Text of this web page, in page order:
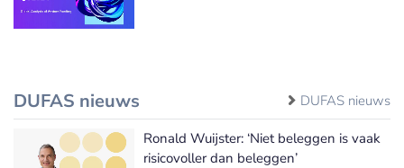
DUFAS nieuws DUFAS nieuws
Ronald Wuijster: ‘Niet beleggen is vaak
risicovoller dan beleggen’